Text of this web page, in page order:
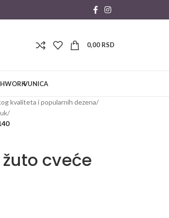
0,00 RSD
VUNICA
kvaliteta i popularnih dezena/
/
žuto cveće